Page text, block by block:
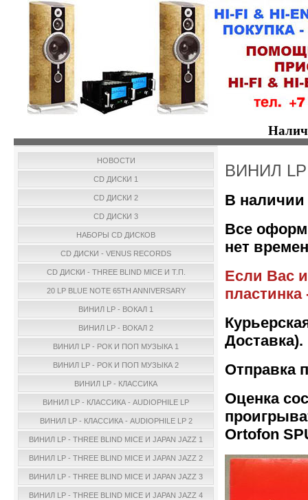
НОВОСТИ
CD ДИСКИ 1
CD ДИСКИ 2
CD ДИСКИ 3
НАБОРЫ CD ДИСКОВ
CD ДИСКИ - VENUS RECORDS
CD ДИСКИ - THREE BLIND MICE И Т.П.
20 LP BLUE NOTE 65TH ANNIVERSARY
ВИНИЛ LP - ВОКАЛ 1
ВИНИЛ LP - ВОКАЛ 2
ВИНИЛ LP - РОК И ПОП МУЗЫКА 1
ВИНИЛ LP - РОК И ПОП МУЗЫКА 2
ВИНИЛ LP - КЛАССИКА
ВИНИЛ LP - КЛАССИКА - AUDIOPHILE LP
ВИНИЛ LP - КЛАССИКА - AUDIOPHILE LP 2
ВИНИЛ LP - THREE BLIND MICE И JAPAN JAZZ 1
ВИНИЛ LP - THREE BLIND MICE И JAPAN JAZZ 2
ВИНИЛ LP - THREE BLIND MICE И JAPAN JAZZ 3
ВИНИЛ LP - THREE BLIND MICE И JAPAN JAZZ 4
ВИНИЛ
В наличии
Все
нет
Если Вас
Доставка).
Отправка
Оценка
Ortofon